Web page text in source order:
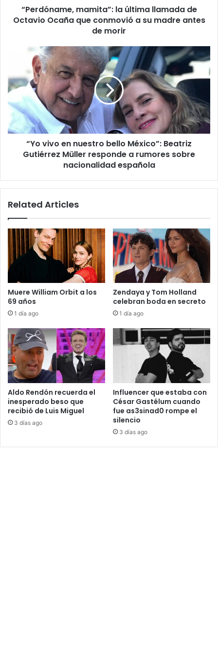
conmovió
“Perdóname, mamita”: la última llamada de
Octavio Ocaña que conmovió a su madre antes
de morir
nuestro
bello
México”:
Beatriz
Gutiérrez
Müller
responde
nacionalidad
“Yo vivo en nuestro bello México”: Beatriz
Gutiérrez Müller responde a rumores sobre
nacionalidad española
Related Articles
Muere William Orbit a los
69 años
1 día ago
Zendaya y Tom Holland
celebran boda en secreto
1 día ago
Aldo Rendón recuerda el
inesperado beso que
recibió de Luis Miguel
3 días ago
Influencer que estaba con
César Gastélum cuando
fue as3sinad0 rompe el
silencio
3 días ago